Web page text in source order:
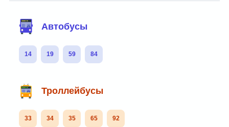
Автобусы
14 19 59 84
Троллейбусы
33 34 35 65 92